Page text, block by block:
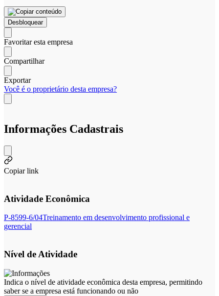
Desbloquear
Favoritar esta empresa
Compartilhar
Exportar
Você é o proprietário desta empresa?
Informações Cadastrais
Copiar link
Atividade Econômica
P-8599-6/04Treinamento em desenvolvimento profissional e
gerencial
Nível de Atividade
Indica o nível de atividade econômica desta empresa, permitindo
saber se a empresa está funcionando ou não